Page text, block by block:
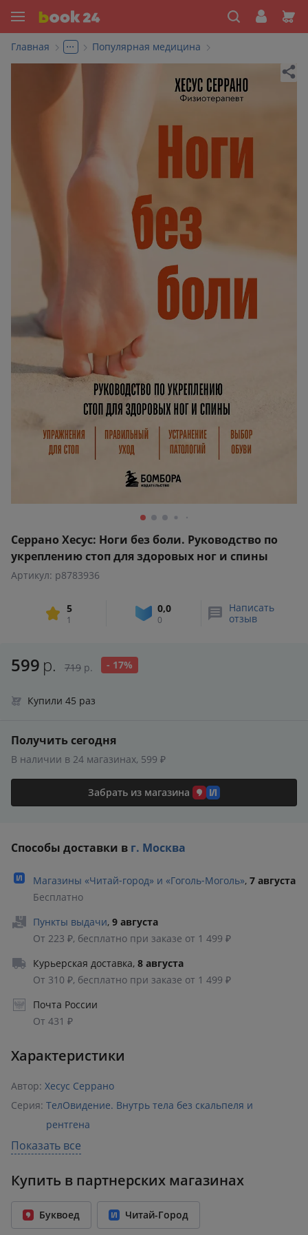
Главная ... Популярная медицина
Серрано Хесус: Ноги без боли. Руководство по
укреплению стоп для здоровых ног и спины
Артикул: p8783936
5
1
0,0
0
Написать
отзыв
599 р. 719 р. - 17%
Купили 45 раз
Получить сегодня
В наличии в 24 магазинах, 599 ₽
Забрать из магазина
Способы доставки в г. Москва
Магазины «Читай‑город» и «Гоголь‑Моголь», 7 августа
Бесплатно
Пункты выдачи, 9 августа
От 223 ₽, бесплатно при заказе от 1 499 ₽
Курьерская доставка, 8 августа
От 310 ₽, бесплатно при заказе от 1 499 ₽
Почта России
От 431 ₽
Характеристики
Автор: Хесус Серрано
Серия: ТелОвидение. Внутрь тела без скальпеля и
рентгена
Раздел: Популярная медицина
ISBN: 978-5-04-228623-0
Возрастное ограничение: 16+
Год издания: 2026
Показать все
Купить в партнерских магазинах
Буквоед Читай-Город